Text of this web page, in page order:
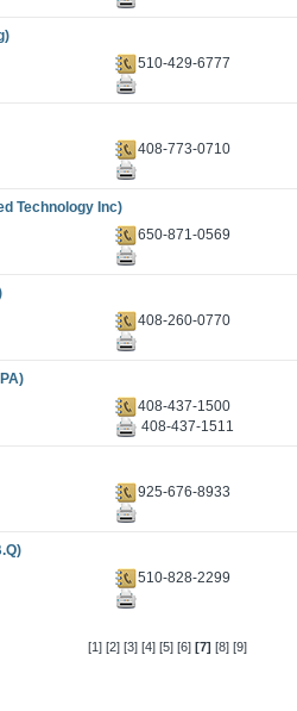
510-429-6777
408-773-0710
Technology Inc)
650-871-0569
408-260-0770
408-437-1500
408-437-1511
925-676-8933
510-828-2299
[1] [2] [3] [4] [5] [6] [7] [8] [9]